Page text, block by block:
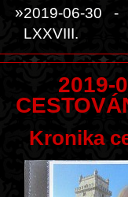
2019-06-30
LXXVIII.
2019-
Kronika